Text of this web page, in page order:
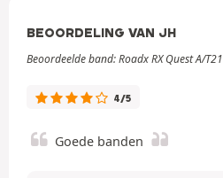
BEOORDELING VAN JH
Beoordeelde band: Roadx RX Quest A/T21
4/5
Goede banden